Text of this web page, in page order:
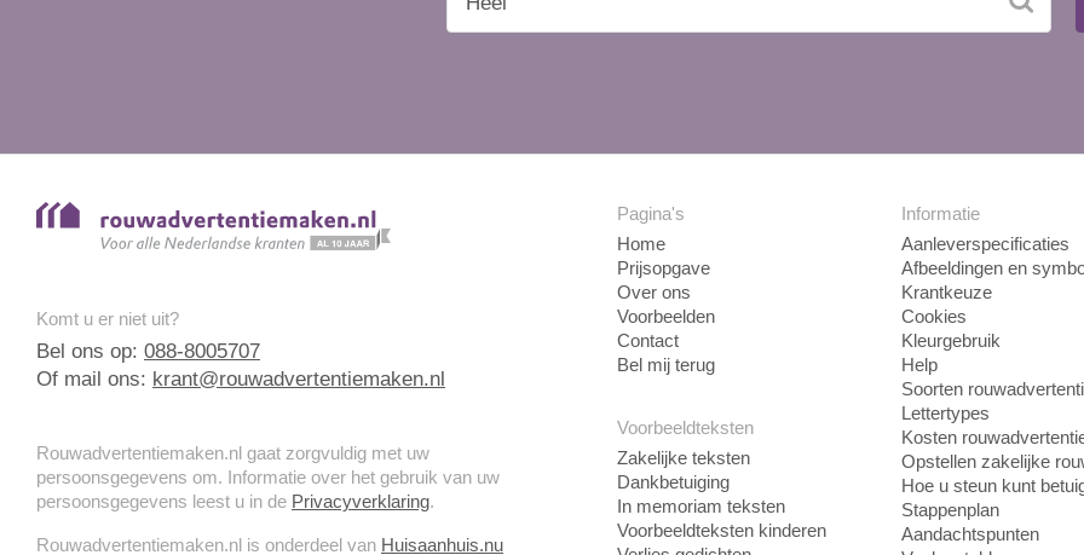
Komt u er niet uit?
Bel ons op: 088-8005707
Of mail ons: krant@rouwadvertentiemaken.nl
Rouwadvertentiemaken.nl gaat zorgvuldig met uw
persoonsgegevens om. Informatie over het gebruik van uw
persoonsgegevens leest u in de Privacyverklaring.
Rouwadvertentiemaken.nl is onderdeel van Huisaanhuis.nu
Pagina's
Home
Prijsopgave
Over ons
Voorbeelden
Contact
Bel mij terug
Voorbeeldteksten
Zakelijke teksten
Dankbetuiging
In memoriam teksten
Voorbeeldteksten kinderen
Informatie
Aanleverspecificaties
Afbeeldingen en
Krantkeuze
Cookies
Kleurgebruik
Help
Soorten
Lettertypes
Kosten
Opstellen zakelijke
Hoe u steun kunt
Stappenplan
Aandachtspunten